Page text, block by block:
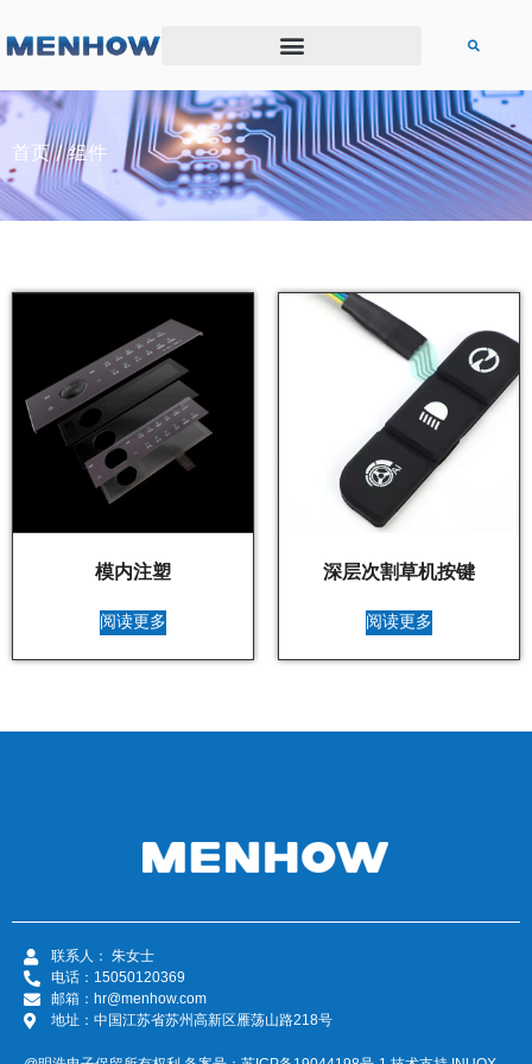
首页/ 组件
模内注塑
阅读更多
深层次割草机按键
阅读更多
联系人： 朱女士
电话：15050120369
邮箱：hr@menhow.com
地址：中国江苏省苏州高新区雁荡山路218号